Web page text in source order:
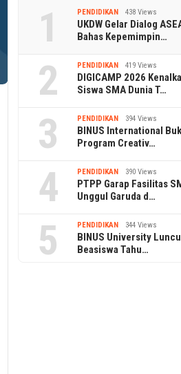
1 PENDIDIKAN 438 Views
UKDW Gelar Dialog
Bahas Kepemimpin…
2 PENDIDIKAN 419 Views
DIGICAMP 2026
Siswa SMA Dunia T…
3 PENDIDIKAN 394 Views
BINUS International
Program Creativ…
4 PENDIDIKAN 390 Views
PTPP Garap Fasilitas
Unggul Garuda d…
5 PENDIDIKAN 344 Views
BINUS University
Beasiswa Tahu…